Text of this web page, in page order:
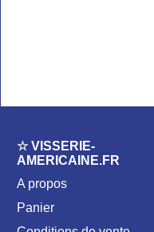
☆ VISSERIE-
AMERICAINE.FR
A propos
Panier